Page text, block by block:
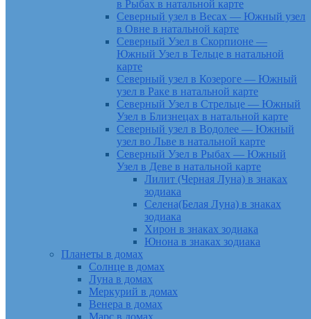
в Рыбах в натальной карте
Северный узел в Весах — Южный узел
в Овне в натальной карте
Северный Узел в Скорпионе —
Южный Узел в Тельце в натальной
карте
Северный узел в Козероге — Южный
узел в Раке в натальной карте
Северный Узел в Стрельце — Южный
Узел в Близнецах в натальной карте
Северный узел в Водолее — Южный
узел во Льве в натальной карте
Северный Узел в Рыбах — Южный
Узел в Деве в натальной карте
Лилит (Черная Луна) в знаках
зодиака
Селена(Белая Луна) в знаках
зодиака
Хирон в знаках зодиака
Юнона в знаках зодиака
Планеты в домах
Солнце в домах
Луна в домах
Меркурий в домах
Венера в домах
Марс в домах